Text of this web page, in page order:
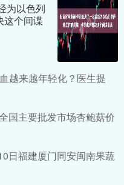
为以色列
这个间谍
越来越年轻化？医生提
国主要批发市场杏鲍菇价
日福建厦门同安闽南果蔬